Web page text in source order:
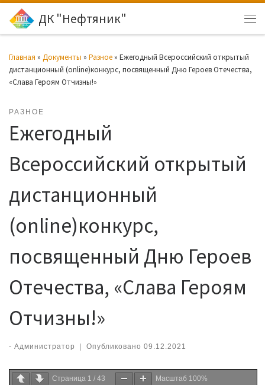
Перейти к содержимому
ДК "Нефтяник"
Главная » Документы » Разное » Ежегодный Всероссийский открытый
дистанционный (online)конкурс, посвященный Дню Героев Отечества,
«Слава Героям Отчизны!»
РАЗНОЕ
Ежегодный
Всероссийский открытый
дистанционный
(online)конкурс,
посвященный Дню Героев
Отечества, «Слава Героям
Отчизны!»
- Администратор Опубликовано 09.12.2021
Страница 1 / 43 Масштаб 100%